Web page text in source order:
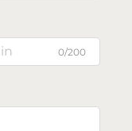
0/200